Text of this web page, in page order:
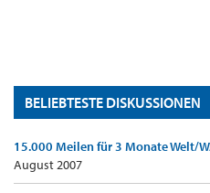
BELIEBTESTE DISKUSSIONEN
15.000 Meilen für 3 Monate Welt/
August 2007